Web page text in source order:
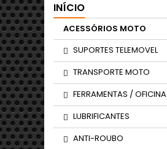
INÍCIO
ACESSÓRIOS MOTO
SUPORTES TELEMOVEL
TRANSPORTE MOTO
FERRAMENTAS / OFICINA
LUBRIFICANTES
ANTI-ROUBO